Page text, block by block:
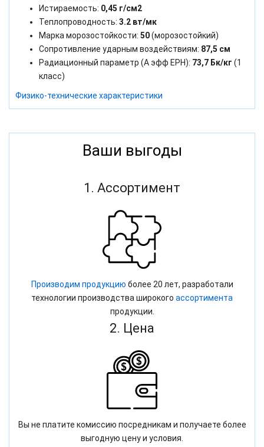
Истираемость: 0,45 г/см2
Теплопроводность: 3.2 вт/мк
Марка морозостойкости: 50(морозостойкий)
Сопротивление ударным воздействиям: 87,5 см
Радиационный параметр (А эфф ЕРН): 73,7 Бк/кг (1
класс)
Физико-технические характеристики
Ваши выгоды
1. Ассортимент
Производим продукцию более 20 лет, разработали
технологии производства широкого ассортимента
продукции.
2. Цена
Вы не платите комиссию посредникам и получаете более
выгодную цену и условия.